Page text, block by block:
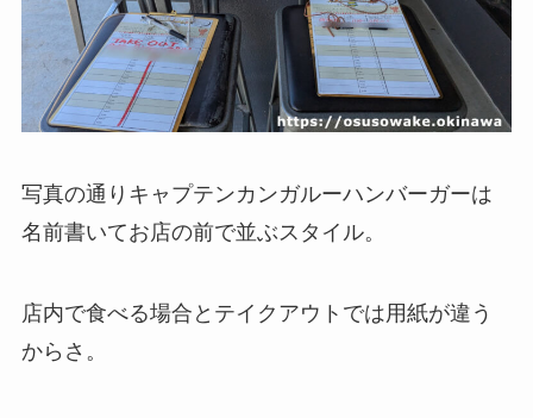
写真の通りキャプテンカンガルーハンバーガーは
名前書いてお店の前で並ぶスタイル。
店内で食べる場合とテイクアウトでは用紙が違う
からさ。